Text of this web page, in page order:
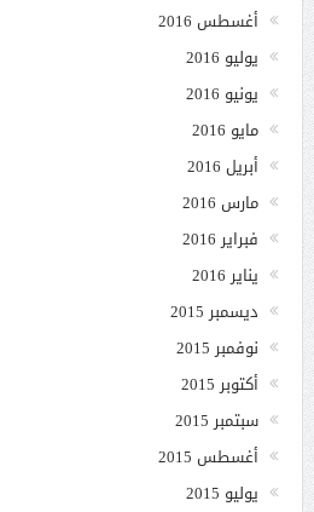
أغسطس 2016
يوليو 2016
يونيو 2016
مايو 2016
أبريل 2016
مارس 2016
فبراير 2016
يناير 2016
ديسمبر 2015
نوفمبر 2015
أكتوبر 2015
سبتمبر 2015
أغسطس 2015
يوليو 2015